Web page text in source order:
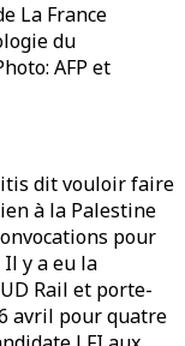
La France
du
AFP et
dit vouloir faire
à la Palestine
pour
y a eu la
Rail et porte-
avril pour quatre